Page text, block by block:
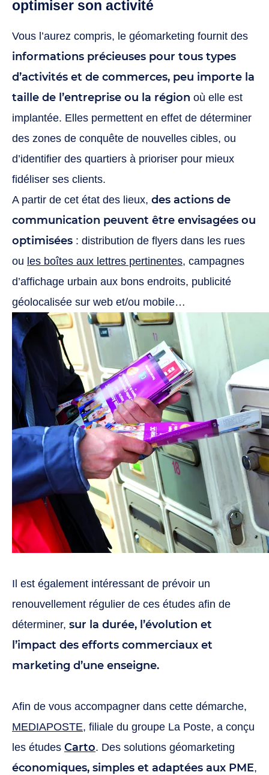
optimiser son activité
Vous l’aurez compris, le géomarketing fournit des
informations précieuses pour tous types
d’activités et de commerces, peu importe la
taille de l’entreprise ou la région où elle est
implantée. Elles permettent en effet de déterminer
des zones de conquête de nouvelles cibles, ou
d’identifier des quartiers à prioriser pour mieux
fidéliser ses clients.
A partir de cet état des lieux, des actions de
communication peuvent être envisagées ou
optimisées : distribution de flyers dans les rues
ou les boîtes aux lettres pertinentes, campagnes
d’affichage urbain aux bons endroits, publicité
géolocalisée sur web et/ou mobile…
Il est également intéressant de prévoir un
renouvellement régulier de ces études afin de
déterminer, sur la durée, l’évolution et
l’impact des efforts commerciaux et
marketing d’une enseigne.
Afin de vous accompagner dans cette démarche,
MEDIAPOSTE, filiale du groupe La Poste, a conçu
les études Carto. Des solutions géomarketing
économiques, simples et adaptées aux PME,